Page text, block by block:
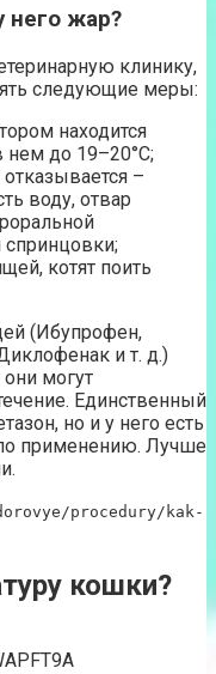
него жар?
клинику,
следующие меры:
находится
нем до 19–20°С;
–
воду, отвар
спринцовки;
котят поить
(Ибупрофен,
и т. д.)
могут
Единственный
но и у него есть
применению. Лучше
procedury/kak-
кошки?